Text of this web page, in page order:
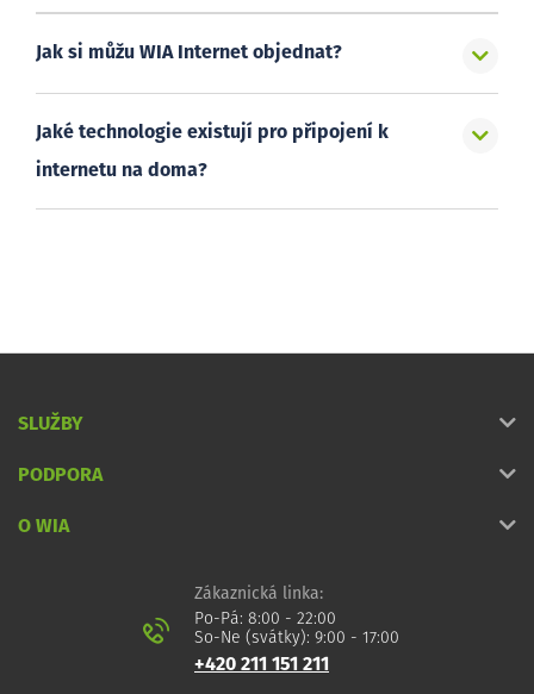
Jak si můžu WIA Internet objednat?
Jaké technologie existují pro připojení k
internetu na doma?
SLUŽBY
PODPORA
O WIA
Zákaznická linka:
Po-Pá: 8:00 - 22:00
So-Ne (svátky): 9:00 - 17:00
+420 211 151 211